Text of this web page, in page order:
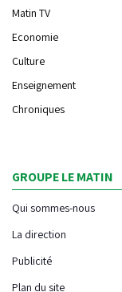
Matin TV
Economie
Culture
Enseignement
Chroniques
GROUPE LE MATIN
Qui sommes-nous
La direction
Publicité
Plan du site